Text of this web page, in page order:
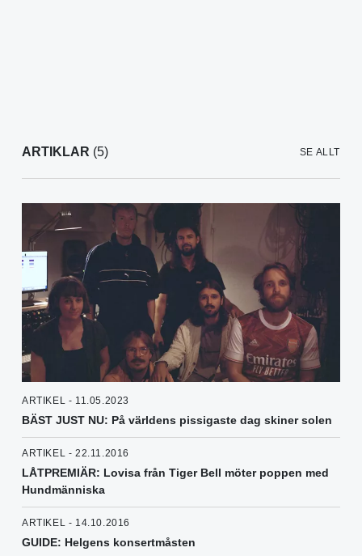
ARTIKLAR (5) SE ALLT
ARTIKEL - 11.05.2023
BÄST JUST NU: På världens pissigaste dag skiner solen
ARTIKEL - 22.11.2016
LÅTPREMIÄR: Lovisa från Tiger Bell möter poppen med
Hundmänniska
ARTIKEL - 14.10.2016
GUIDE: Helgens konsertmåsten